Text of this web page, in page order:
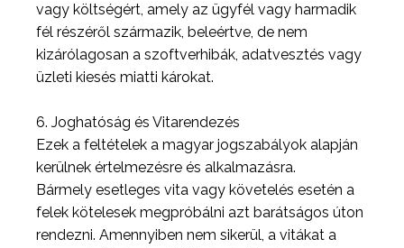
vagy költségért, amely az ügyfél vagy harmadik
fél részéről származik, beleértve, de nem
kizárólagosan a szoftverhibák, adatvesztés vagy
üzleti kiesés miatti károkat.
6. Joghatóság és Vitarendezés
Ezek a feltételek a magyar jogszabályok alapján
kerülnek értelmezésre és alkalmazásra.
Bármely esetleges vita vagy követelés esetén a
felek kötelesek megpróbálni azt barátságos úton
rendezni. Amennyiben nem sikerül, a vitákat a